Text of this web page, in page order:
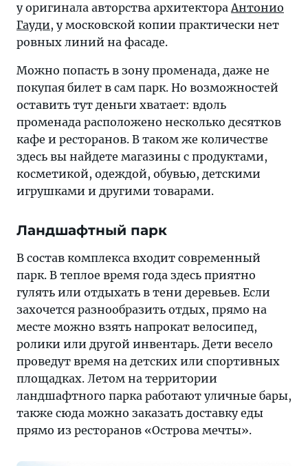
у оригинала авторства архитектора Антонио
Гауди, у московской копии практически нет
ровных линий на фасаде.
Можно попасть в зону променада, даже не
покупая билет в сам парк. Но возможностей
оставить тут деньги хватает: вдоль
променада расположено несколько десятков
кафе и ресторанов. В таком же количестве
здесь вы найдете магазины с продуктами,
косметикой, одеждой, обувью, детскими
игрушками и другими товарами.
Ландшафтный парк
В состав комплекса входит современный
парк. В теплое время года здесь приятно
гулять или отдыхать в тени деревьев. Если
захочется разнообразить отдых, прямо на
месте можно взять напрокат велосипед,
ролики или другой инвентарь. Дети весело
проведут время на детских или спортивных
площадках. Летом на территории
ландшафтного парка работают уличные бары,
также сюда можно заказать доставку еды
прямо из ресторанов «Острова мечты».